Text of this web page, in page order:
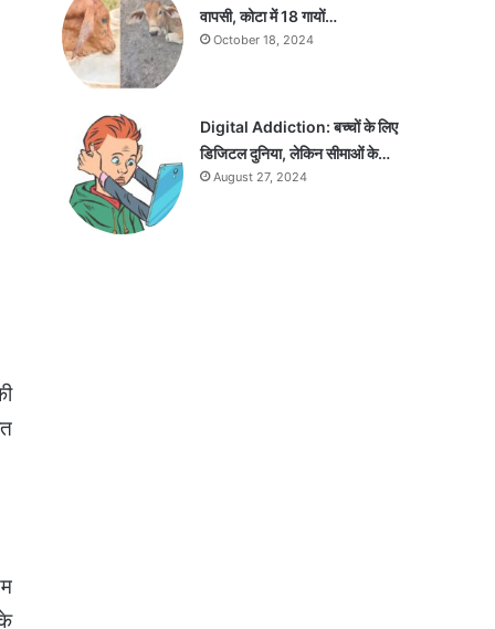
वापसी, कोटा में 18 गायों…
October 18, 2024
Digital Addiction: बच्चों के लिए
डिजिटल दुनिया, लेकिन सीमाओं के…
August 27, 2024